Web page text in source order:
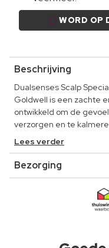
WORD OP
Beschrijving
Dualsenses Scalp
Goldwell is een zachte
ontwikkeld om de
verzorgen en te
Lees verder
Bezorging